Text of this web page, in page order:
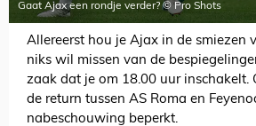
Gaat Ajax een rondje verder? © Pro Shots
Allereerst hou je Ajax in de smiezen
niks wil missen van de
zaak dat je om 18.00 uur inschakelt.
de return tussen AS Roma en
nabeschouwing beperkt.